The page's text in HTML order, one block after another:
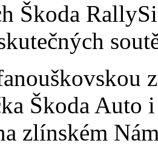
Škoda
Škoda Auto
zlínském